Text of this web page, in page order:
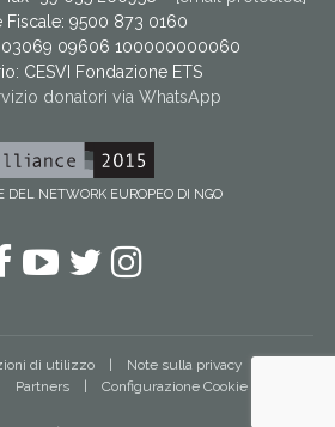
Fiscale: 9500 873 0160
03069 09606 100000000060
CESVI Fondazione ETS
donatori via WhatsApp
DEL NETWORK EUROPEO DI NGO
Facebook
YouTube
Twitter
Instagram
di utilizzo
Note sulla privacy
Partners Configurazione Cookie